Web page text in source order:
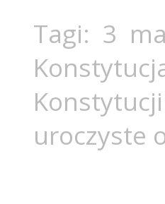
Tagi: 3
uroczyste